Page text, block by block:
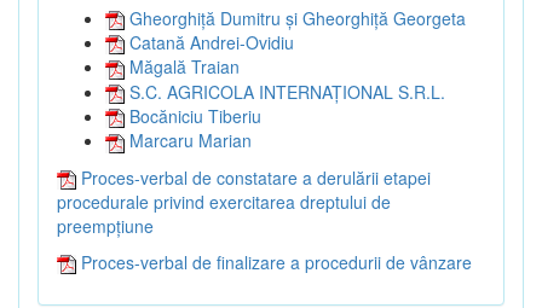
Gheorghiță Dumitru și Gheorghiță Georgeta
Catană Andrei-Ovidiu
Măgală Traian
S.C. AGRICOLA INTERNAȚIONAL S.R.L.
Bocăniciu Tiberiu
Marcaru Marian
Proces-verbal de constatare a derulării etapei
procedurale privind exercitarea dreptului de
preempțiune
Proces-verbal de finalizare a procedurii de vânzare